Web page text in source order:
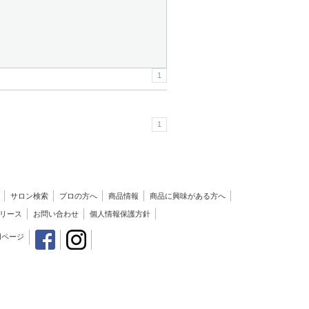
1
1
サロン検索 プロの方へ 商品情報 商品に興味がある方へ
ース お問い合わせ 個人情報保護方針
ージ